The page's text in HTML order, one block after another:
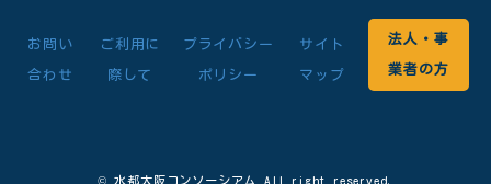
お問い
合わせ
ご利用に
際して
プライバシー
ポリシー
サイト
マップ
法人・事
業者の方
© 水都大阪コンソーシアム All right reserved.